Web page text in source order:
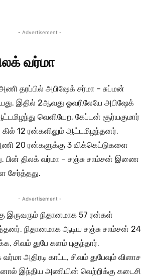
- Advertisement -
வர்மா
தரப்பில் அபிஷேக் சர்மா – சுப்மன்
இதில் 2ஆவது ஓவரிலேயே அபிஷேக்
வெளியேற, கேப்டன் சூர்யகுமார்
கில் 12 ரன்களிலும் ஆட்டமிழந்தனர்.
20 ரன்களுக்கு 3 விக்கெட்டுகளை
பின் திலக் வர்மா – சஞ்சு சாம்சன் இணை
சேர்த்தது.
- Advertisement -
இருவரும் நிதானமாக 57 ரன்கள்
நிதானமாக ஆடிய சஞ்சு சாம்சன் 24
சிவம் துபே களம் புகுந்தார்.
அதிரடி காட்ட, சிவம் துபேவும் விளாச
இந்திய அணியின் வெற்றிக்கு கடைசி